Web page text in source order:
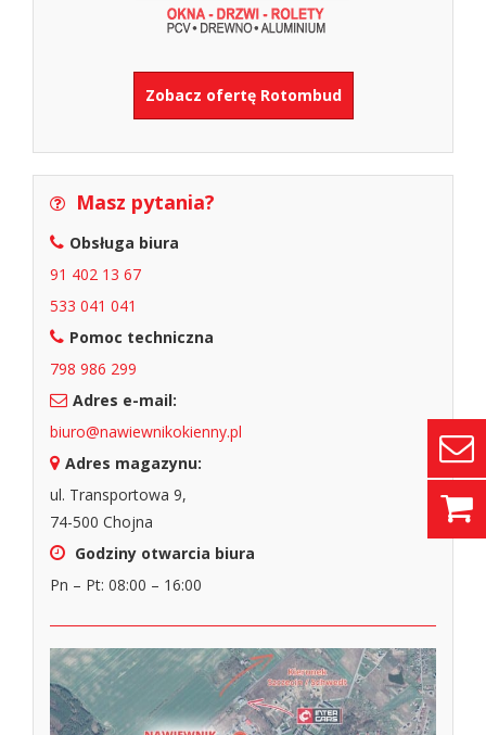
Zobacz ofertę Rotombud
Masz pytania?
Obsługa biura
91 402 13 67
533 041 041
Pomoc techniczna
798 986 299
Adres e-mail:
biuro@nawiewnikokienny.pl
Adres magazynu:
ul. Transportowa 9,
74-500 Chojna
Godziny otwarcia biura
Pn – Pt: 08:00 – 16:00